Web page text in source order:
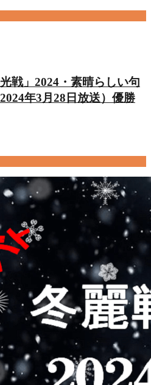
戦」2024・素晴らしい句
年3月28日放送）優勝